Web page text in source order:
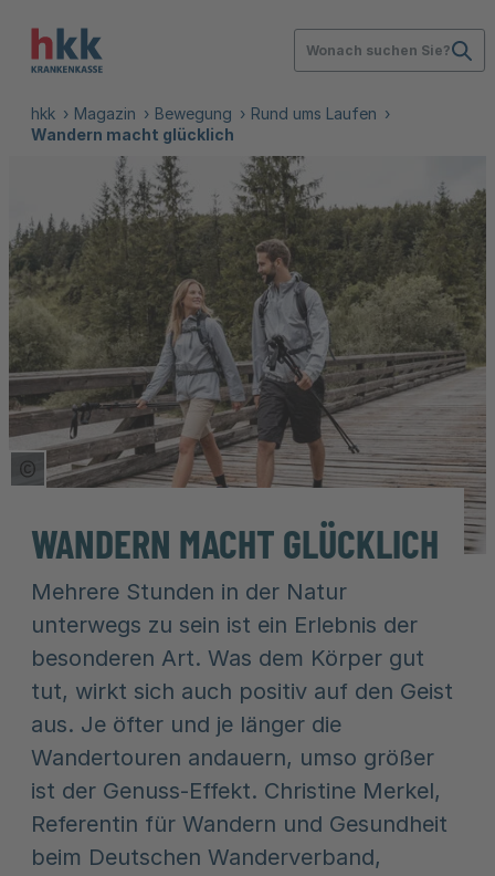
Wonach suchen Sie?
hkk Magazin Bewegung
Rund ums Laufen
Wandern macht glücklich
Copyright Tooltip öffnen
WANDERN MACHT GLÜCKLICH
Mehrere Stunden in der Natur
unterwegs zu sein ist ein Erlebnis der
besonderen Art. Was dem Körper gut
tut, wirkt sich auch positiv auf den Geist
aus. Je öfter und je länger die
Wandertouren andauern, umso größer
ist der Genuss-Effekt. Christine Merkel,
Referentin für Wandern und Gesundheit
beim Deutschen Wanderverband,